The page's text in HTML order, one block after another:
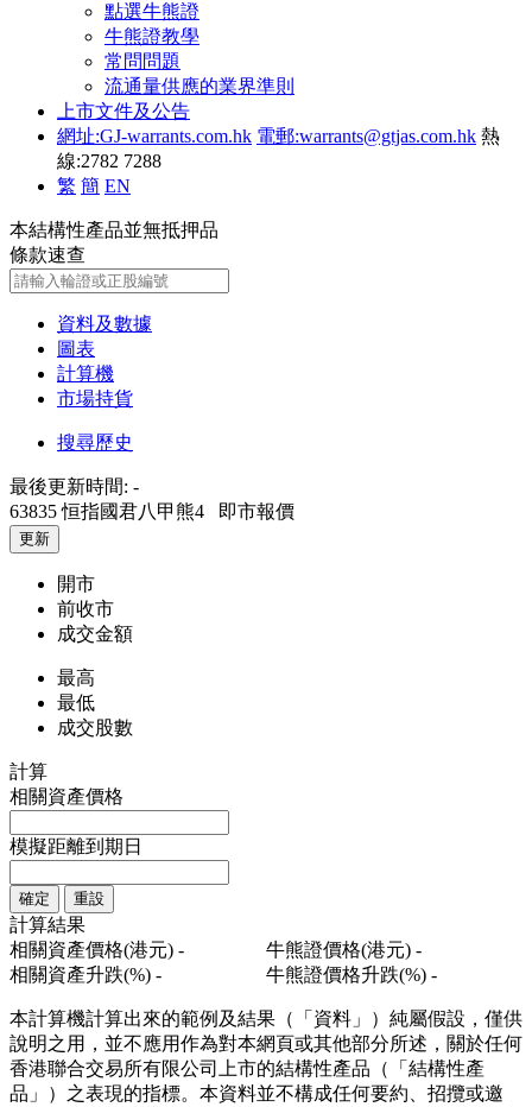
點選牛熊證
牛熊證教學
常問問題
流通量供應的業界準則
上市文件及公告
網址:GJ-warrants.com.hk 電郵:warrants@gtjas.com.hk 熱
線:2782 7288
繁 簡 EN
本結構性產品並無抵押品
條款速查
資料及數據
圖表
計算機
市場持貨
搜尋歷史
最後更新時間: -
63835 恒指國君八甲熊4
即市報價
更新
開市
前收市
成交金額
最高
最低
成交股數
計算
相關資產價格
模擬距離到期日
確定 重設
計算結果
相關資產價格(港元) - 牛熊證價格(港元) -
相關資產升跌(%) - 牛熊證價格升跌(%) -
本計算機計算出來的範例及結果（「資料」）純屬假設，僅供
說明之用，並不應用作為對本網頁或其他部分所述，關於任何
香港聯合交易所有限公司上市的結構性產品（「結構性產
品」）之表現的指標。本資料並不構成任何要約、招攬或邀